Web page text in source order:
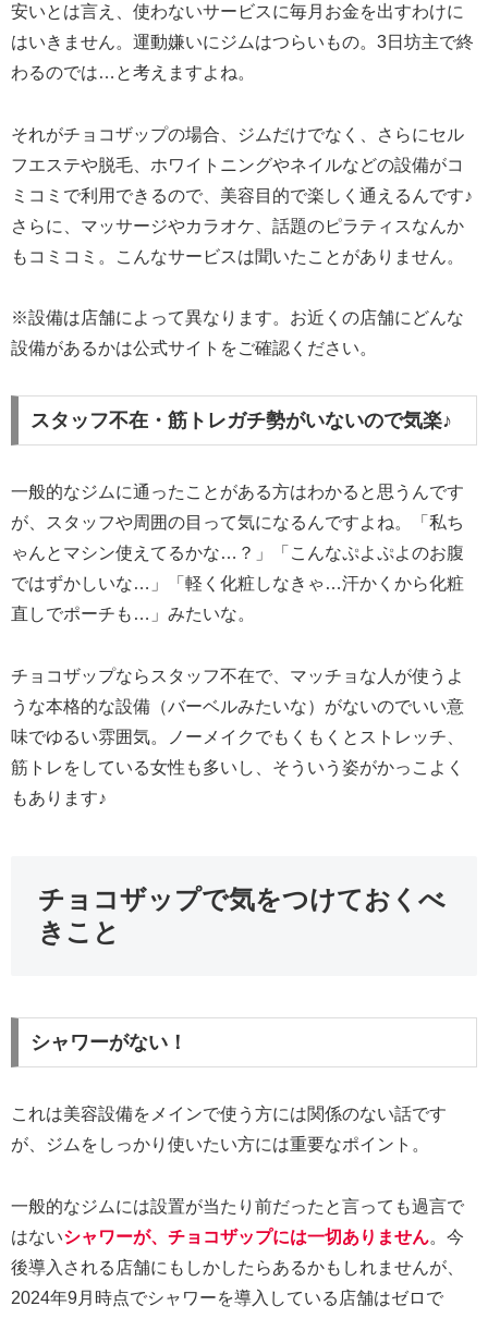
安いとは言え、使わないサービスに毎月お金を出すわけに
はいきません。運動嫌いにジムはつらいもの。3日坊主で終
わるのでは…と考えますよね。
それがチョコザップの場合、ジムだけでなく、さらにセル
フエステや脱毛、ホワイトニングやネイルなどの設備がコ
ミコミで利用できるので、美容目的で楽しく通えるんです♪
さらに、マッサージやカラオケ、話題のピラティスなんか
もコミコミ。こんなサービスは聞いたことがありません。
※設備は店舗によって異なります。お近くの店舗にどんな
設備があるかは公式サイトをご確認ください。
スタッフ不在・筋トレガチ勢がいないので気楽♪
一般的なジムに通ったことがある方はわかると思うんです
が、スタッフや周囲の目って気になるんですよね。「私ち
ゃんとマシン使えてるかな…？」「こんなぷよぷよのお腹
ではずかしいな…」「軽く化粧しなきゃ…汗かくから化粧
直しでポーチも…」みたいな。
チョコザップならスタッフ不在で、マッチョな人が使うよ
うな本格的な設備（バーベルみたいな）がないのでいい意
味でゆるい雰囲気。ノーメイクでもくもくとストレッチ、
筋トレをしている女性も多いし、そういう姿がかっこよく
もあります♪
チョコザップで気をつけておくべ
きこと
シャワーがない！
これは美容設備をメインで使う方には関係のない話です
が、ジムをしっかり使いたい方には重要なポイント。
一般的なジムには設置が当たり前だったと言っても過言で
はないシャワーが、チョコザップには一切ありません。今
後導入される店舗にもしかしたらあるかもしれませんが、
2024年9月時点でシャワーを導入している店舗はゼロで